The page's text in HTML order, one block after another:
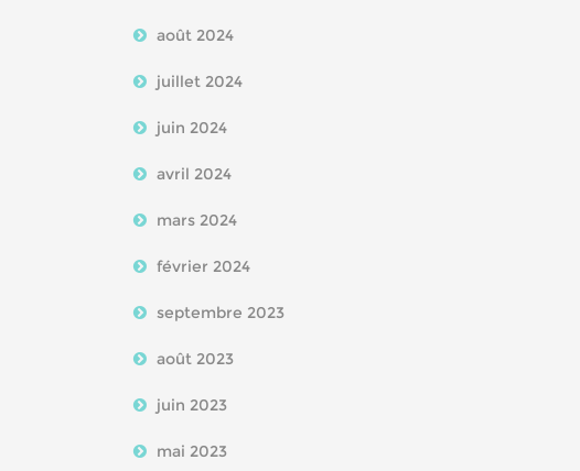
août 2024
juillet 2024
juin 2024
avril 2024
mars 2024
février 2024
septembre 2023
août 2023
juin 2023
mai 2023